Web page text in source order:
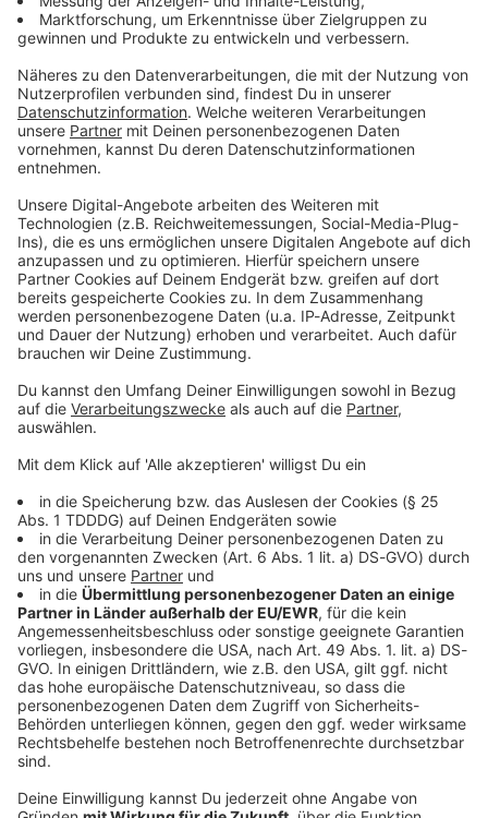
Du möchtest uns etwas sagen?
Studio Hotline
Kontaktformular
Sprachnachricht
© dpa-infocom, dpa:260219-930-709191/1
Bayern
Müder FC Augsburg gewinnt Härtetest -